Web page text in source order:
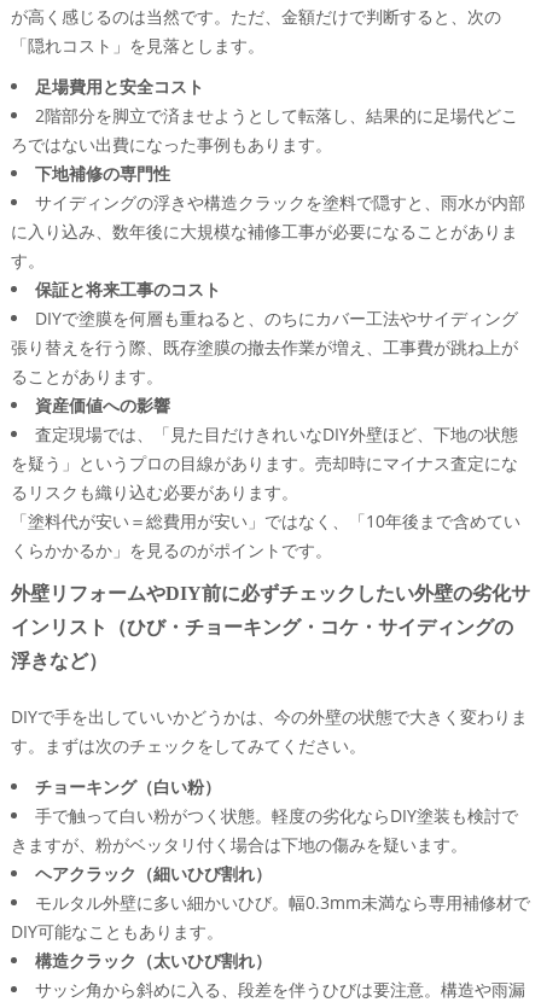
で起きている“よくある失敗シナリオ”
洗浄や下地補修が不十分で2〜3年で塗膜が浮くパター
トタン外壁重ね張りDIYでサッシまわりの雨仕舞ミス
から雨漏りを招く流れ
外壁修繕DIYでコーキングの上から厚塗りしてひび割
れと雨水侵入の温床になるケース
DIY済み外壁に専門業者が後から入るときに発生しや
外壁を自分で直す前に、一度「プロの目」で診断してもら
った方がいいケースとは
ひびの幅や長さ・場所からDIY向きかプロ向きかを見
極めるコツ
外壁の浮きや屋根・ベランダとの取り合い、外壁土壁
の崩れなど専門診断が欠かせない症状
「まず1階の一部だけDIY」「後から外装リフォームで
全体仕上げ」賢い段階戦略とは
リフォーム一括見積もりサイトに行く前に地域の実務
堺市で築古の家と向き合うときに頼りになる外装リフォー
ムの相談先
堺市中区深井畑山町周辺で外壁や屋根の劣化が気にな
不動産売却と外装リフォームを両方見ている立場だか
らこそ分かる「やりすぎない外壁リフォーム」の極意
中古住宅リフォームと外壁セルフリフォームを組み合
わせて堺で暮らす・売る・貸す、それぞれのシナリオ
外装リフォーム相談で期待できること（費用感・工事
内容・売却への影響まで）
この記事を書いた理由
が高く感じるのは当然です。ただ、金額だけで判断すると、次の
「隠れコスト」を見落とします。
足場費用と安全コスト
2階部分を脚立で済ませようとして転落し、結果的に足場代どこ
ろではない出費になった事例もあります。
下地補修の専門性
サイディングの浮きや構造クラックを塗料で隠すと、雨水が内部
に入り込み、数年後に大規模な補修工事が必要になることがありま
す。
保証と将来工事のコスト
DIYで塗膜を何層も重ねると、のちにカバー工法やサイディング
張り替えを行う際、既存塗膜の撤去作業が増え、工事費が跳ね上が
ることがあります。
資産価値への影響
査定現場では、「見た目だけきれいなDIY外壁ほど、下地の状態
を疑う」というプロの目線があります。売却時にマイナス査定にな
るリスクも織り込む必要があります。
「塗料代が安い＝総費用が安い」ではなく、「10年後まで含めてい
くらかかるか」を見るのがポイントです。
外壁リフォームやDIY前に必ずチェックしたい外壁の劣化サ
インリスト（ひび・チョーキング・コケ・サイディングの
浮きなど）
DIYで手を出していいかどうかは、今の外壁の状態で大きく変わりま
す。まずは次のチェックをしてみてください。
チョーキング（白い粉）
手で触って白い粉がつく状態。軽度の劣化ならDIY塗装も検討で
きますが、粉がベッタリ付く場合は下地の傷みを疑います。
ヘアクラック（細いひび割れ）
モルタル外壁に多い細かいひび。幅0.3mm未満なら専用補修材で
DIY可能なこともあります。
構造クラック（太いひび割れ）
サッシ角から斜めに入る、段差を伴うひびは要注意。構造や雨漏